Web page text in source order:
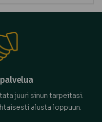
juuri sinun tarpeitasi.
alusta loppuun.